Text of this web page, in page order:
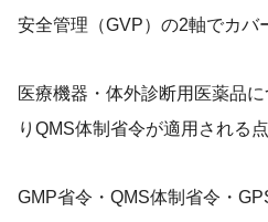
安全管理（GVP）の2軸でカバ
医療機器・体外診断用医薬品
りQMS体制省令が適用される
GMP省令・QMS体制省令・